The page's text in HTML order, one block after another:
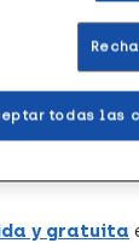
en color rosa.
y gratuita
todas las